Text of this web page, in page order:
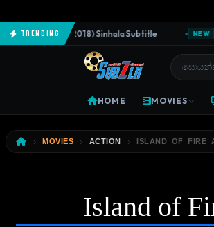
Trending
Predator (2018) Sinhala Subtitle NEW
HOME MOVIES
MOVIES ACTION ISLAND OF FIRE
Island of